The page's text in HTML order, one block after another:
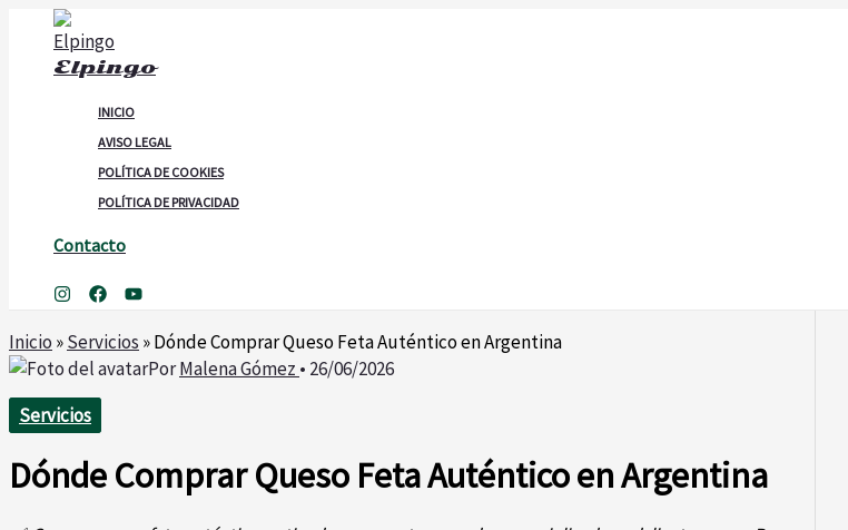
contenido
Elpingo
INICIO
AVISO LEGAL
POLÍTICA DE COOKIES
POLÍTICA DE PRIVACIDAD
Contacto
Inicio »Servicios »Dónde Comprar Queso Feta Auténtico en Argentina
PorMalena Gómez • 26/06/2026
Servicios
Dónde Comprar Queso Feta Auténtico en Argentina